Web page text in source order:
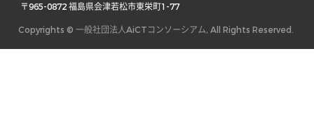
〒965-0872 福島県会津若松市東栄町1-77
Copyrights © 一般社団法人AiCTコンソーシアム, All Rights Reserved.